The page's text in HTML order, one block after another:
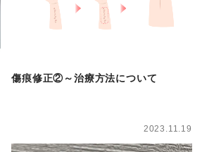
傷痕修正②～治療方法について
2023.11.19